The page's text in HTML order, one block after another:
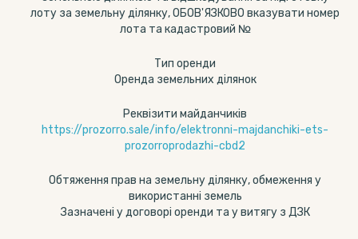
лоту за земельну ділянку, ОБОВ'ЯЗКОВО вказувати номер
лота та кадастровий №
Тип оренди
Оренда земельних ділянок
Реквізити майданчиків
https://prozorro.sale/info/elektronni-majdanchiki-ets-
prozorroprodazhi-cbd2
Обтяження прав на земельну ділянку, обмеження у
використанні земель
Зазначені у договорі оренди та у витягу з ДЗК